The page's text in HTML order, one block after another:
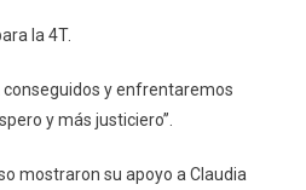
la 4T.
conseguidos y enfrentaremos
y más justiciero’’.
mostraron su apoyo a Claudia